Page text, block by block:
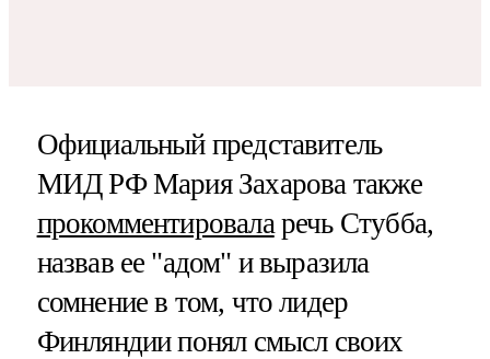
Официальный представитель
МИД РФ Мария Захарова также
прокомментировала речь Стубба,
назвав ее "адом" и выразила
сомнение в том, что лидер
Финляндии понял смысл своих